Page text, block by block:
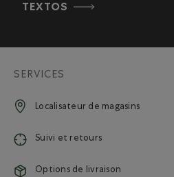
TEXTOS
SERVICES
Localisateur de magasins
Suivi et retours
Options de livraison